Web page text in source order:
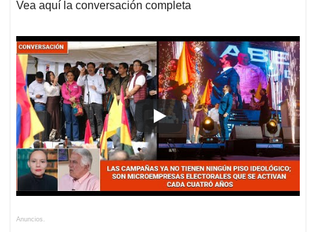
Vea aquí la conversación completa
Anuncios.